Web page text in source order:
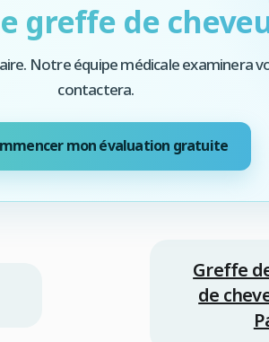
greffe de
Notre équipe médicale examinera
contactera.
mon évaluation gratuite
Greffe
de